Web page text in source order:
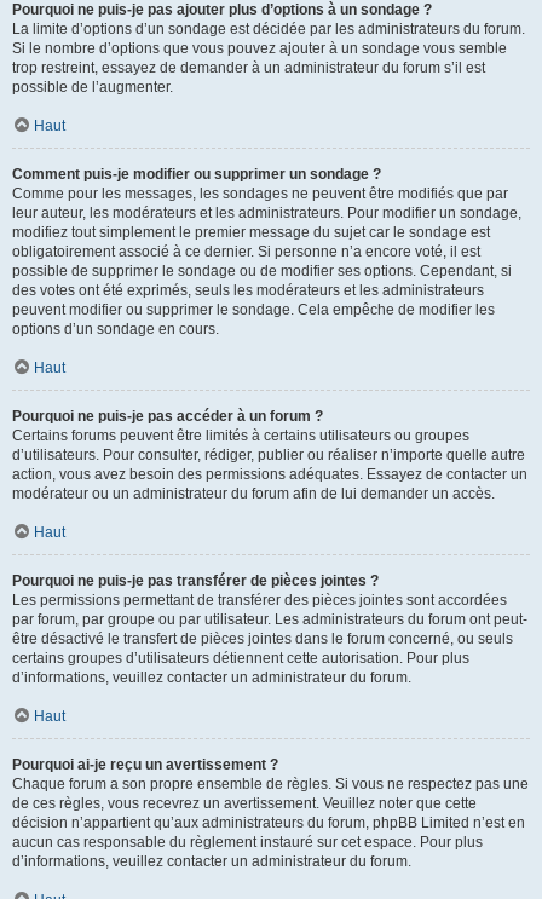
Pourquoi ne puis-je pas ajouter plus d’options à un sondage ?
La limite d’options d’un sondage est décidée par les administrateurs du forum.
Si le nombre d’options que vous pouvez ajouter à un sondage vous semble
trop restreint, essayez de demander à un administrateur du forum s’il est
possible de l’augmenter.
Haut
Comment puis-je modifier ou supprimer un sondage ?
Comme pour les messages, les sondages ne peuvent être modifiés que par
leur auteur, les modérateurs et les administrateurs. Pour modifier un sondage,
modifiez tout simplement le premier message du sujet car le sondage est
obligatoirement associé à ce dernier. Si personne n’a encore voté, il est
possible de supprimer le sondage ou de modifier ses options. Cependant, si
des votes ont été exprimés, seuls les modérateurs et les administrateurs
peuvent modifier ou supprimer le sondage. Cela empêche de modifier les
options d’un sondage en cours.
Haut
Pourquoi ne puis-je pas accéder à un forum ?
Certains forums peuvent être limités à certains utilisateurs ou groupes
d’utilisateurs. Pour consulter, rédiger, publier ou réaliser n’importe quelle autre
action, vous avez besoin des permissions adéquates. Essayez de contacter un
modérateur ou un administrateur du forum afin de lui demander un accès.
Haut
Pourquoi ne puis-je pas transférer de pièces jointes ?
Les permissions permettant de transférer des pièces jointes sont accordées
par forum, par groupe ou par utilisateur. Les administrateurs du forum ont peut-
être désactivé le transfert de pièces jointes dans le forum concerné, ou seuls
certains groupes d’utilisateurs détiennent cette autorisation. Pour plus
d’informations, veuillez contacter un administrateur du forum.
Haut
Pourquoi ai-je reçu un avertissement ?
Chaque forum a son propre ensemble de règles. Si vous ne respectez pas une
de ces règles, vous recevrez un avertissement. Veuillez noter que cette
décision n’appartient qu’aux administrateurs du forum, phpBB Limited n’est en
aucun cas responsable du règlement instauré sur cet espace. Pour plus
d’informations, veuillez contacter un administrateur du forum.